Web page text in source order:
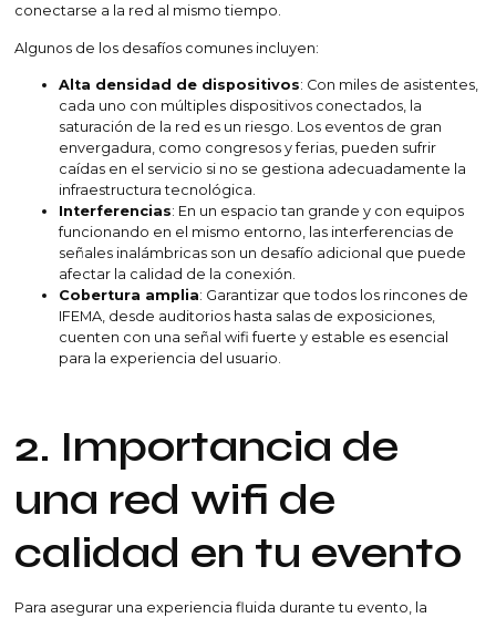
conectarse a la red al mismo tiempo.
Algunos de los desafíos comunes incluyen:
Alta densidad de dispositivos: Con miles de asistentes,
cada uno con múltiples dispositivos conectados, la
saturación de la red es un riesgo. Los eventos de gran
envergadura, como congresos y ferias, pueden sufrir
caídas en el servicio si no se gestiona adecuadamente la
infraestructura tecnológica.
Interferencias: En un espacio tan grande y con equipos
funcionando en el mismo entorno, las interferencias de
señales inalámbricas son un desafío adicional que puede
afectar la calidad de la conexión.
Cobertura amplia: Garantizar que todos los rincones de
IFEMA, desde auditorios hasta salas de exposiciones,
cuenten con una señal wifi fuerte y estable es esencial
para la experiencia del usuario.
2. Importancia de
una red wifi de
calidad en tu evento
Para asegurar una experiencia fluida durante tu evento, la